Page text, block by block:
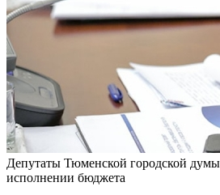
Депутаты Тюменской городской
исполнении бюджета